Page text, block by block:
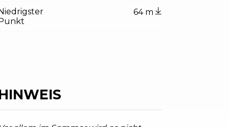
den Gardasee
Garda Trentino, Garda Trentino
Niedrigster
Punkt
64 m